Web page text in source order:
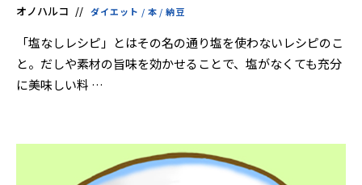
オノハルコ ダイエット / 本 / 納豆
「塩なしレシピ」とはその名の通り塩を使わないレシピのこ
と。だしや素材の旨味を効かせることで、塩がなくても充分
に美味しい料 …